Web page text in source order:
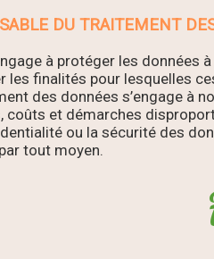
DU TRAITEMENT
à protéger les
les finalités pour lesquelles
des données s’engage à
coûts et démarches
ou la sécurité des
tout moyen.